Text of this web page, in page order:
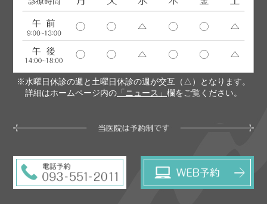
※水曜日休診の週と土曜日休診の週が交互（△）となります。
詳細はホームページ内の 「ニュース」 欄をご覧ください。